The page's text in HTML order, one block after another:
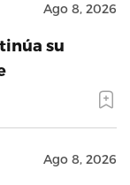
Ago 8, 2026
su
Ago 8, 2026